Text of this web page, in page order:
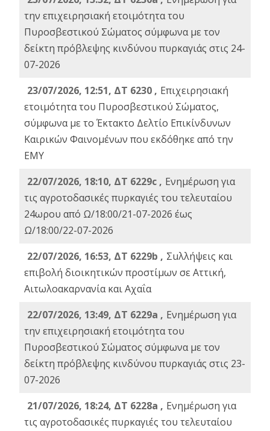
την επιχειρησιακή ετοιμότητα του
Πυροσβεστικού Σώματος σύμφωνα με τον
δείκτη πρόβλεψης κινδύνου πυρκαγιάς στις 24-
07-2026
23/07/2026, 12:51, ΔΤ 6230 , Επιχειρησιακή
ετοιμότητα του Πυροσβεστικού Σώματος,
σύμφωνα με το Έκτακτο Δελτίο Επικίνδυνων
Καιρικών Φαινομένων που εκδόθηκε από την
ΕΜΥ
22/07/2026, 18:10, ΔΤ 6229c , Ενημέρωση για
τις αγροτοδασικές πυρκαγιές του τελευταίου
24ωρου από Ω/18:00/21-07-2026 έως
Ω/18:00/22-07-2026
22/07/2026, 16:53, ΔΤ 6229b , Σuλλήψεις και
επιβολή διοικητικών προστίμων σε Αττική,
Αιτωλοακαρνανία και Αχαΐα
22/07/2026, 13:49, ΔΤ 6229a , Ενημέρωση για
την επιχειρησιακή ετοιμότητα του
Πυροσβεστικού Σώματος σύμφωνα με τον
δείκτη πρόβλεψης κινδύνου πυρκαγιάς στις 23-
07-2026
21/07/2026, 18:24, ΔΤ 6228a , Ενημέρωση για
τις αγροτοδασικές πυρκαγιές του τελευταίου